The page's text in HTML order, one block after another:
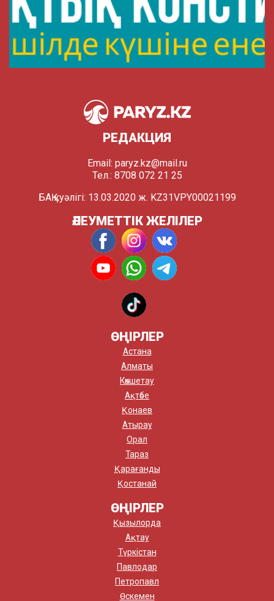
РЕДАКЦИЯ
Email: paryz.kz@mail.ru
Тел.: 8708 072 21 25
БАҚ куәлігі: 13.03.2020 ж. KZ31VPY00021199
ӘЛЕУМЕТТІК ЖЕЛІЛЕР
ӨҢІРЛЕР
Астана
Алматы
Көкшетау
Ақтөбе
Қонаев
Атырау
Орал
Тараз
Қарағанды
Қостанай
ӨҢІРЛЕР
Қызылорда
Ақтау
Түркістан
Павлодар
Петропавл
Өскемен